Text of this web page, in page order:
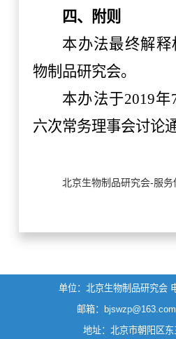
四、附则
本办法最终解
物制品研究会。
本办法于2019年
六次常务理事会讨论
北京生物制品研究会-服务
单位：北京生物制品研究会
邮箱：bjswzp@163.com
地址：北京市朝阳区